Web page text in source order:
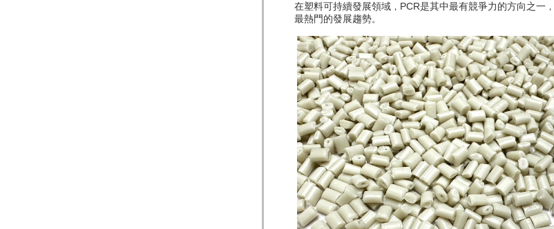
在塑料可持續發展領域， PCR是其中最有競爭力的方向之一，
最熱門的發展趨勢。